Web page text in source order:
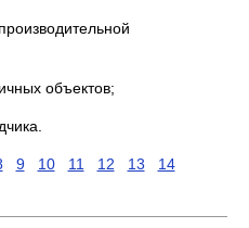
объектов;
9 10 11 12 13 14